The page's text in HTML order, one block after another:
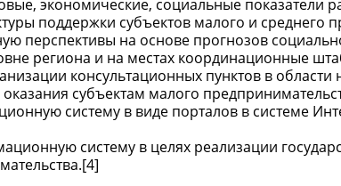
экономические, социальные показатели
поддержки субъектов малого и среднего
перспективы на основе прогнозов
региона и на местах координационные
консультационных пунктов в области
оказания субъектам малого
систему в виде порталов в системе
систему в целях реализации